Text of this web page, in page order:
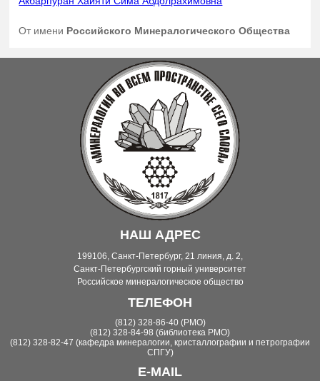
От имени Российского Минералогического Общества
НАШ АДРЕС
199106, Санкт-Петербург, 21 линия, д. 2,
Санкт-Петербургский горный университет
Российское минералогическое общество
ТЕЛЕФОН
(812) 328-86-40 (РМО)
(812) 328-84-98 (библиотека РМО)
(812) 328-82-47 (кафедра минералогии, кристаллографии и петрографии
СПГУ)
E-MAIL